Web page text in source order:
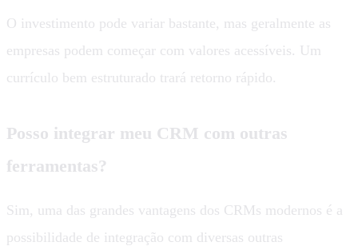
O investimento pode variar bastante, mas geralmente as
empresas podem começar com valores acessíveis. Um
currículo bem estruturado trará retorno rápido.
Posso integrar meu CRM com outras
ferramentas?
Sim, uma das grandes vantagens dos CRMs modernos é a
possibilidade de integração com diversas outras